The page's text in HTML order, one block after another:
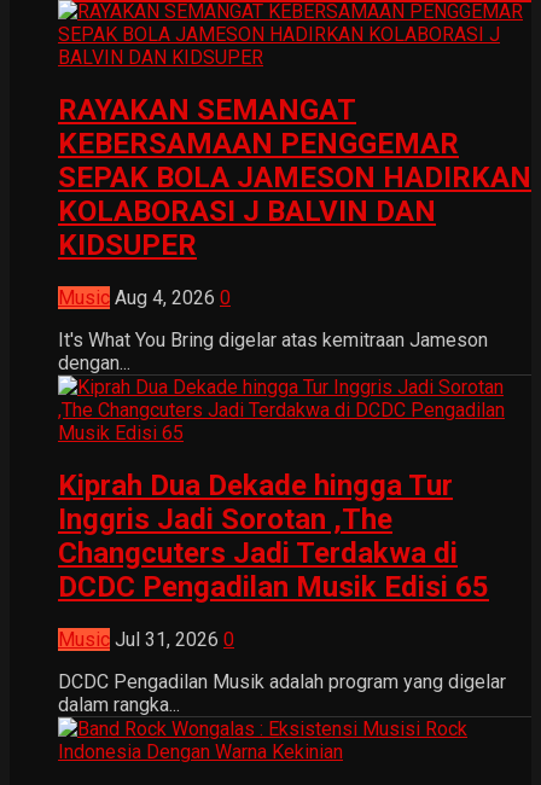
RAYAKAN SEMANGAT
KEBERSAMAAN PENGGEMAR
SEPAK BOLA JAMESON HADIRKAN
KOLABORASI J BALVIN DAN
KIDSUPER
Music Aug 4, 2026 0
It's What You Bring digelar atas kemitraan Jameson
dengan...
Kiprah Dua Dekade hingga Tur
Inggris Jadi Sorotan ,The
Changcuters Jadi Terdakwa di
DCDC Pengadilan Musik Edisi 65
Music Jul 31, 2026 0
DCDC Pengadilan Musik adalah program yang digelar
dalam rangka...